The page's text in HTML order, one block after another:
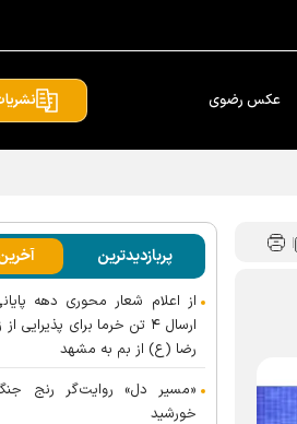
عکس رضوی
پربازدیدترین
از اعلام شعار محوری دهه
ارسال ۴ تن خرما برای پذیرایی
رضا (ع) از بم به مشهد
«مسیر دل» روایت‌گر رنج
خورشید